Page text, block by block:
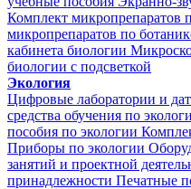
Комплект микропрепаратов
микропрепаратов по
кабинета биологии
биологии с подсветкой
Экология
Цифровые лаборатории и
средства обучения по
пособия по экологии
Приборы по экологии
занятий и проектной
принадлежности Печатные